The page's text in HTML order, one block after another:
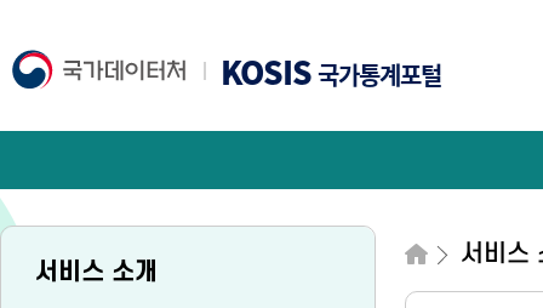
KOSIS국가통계포털
서비스 소개
서비스